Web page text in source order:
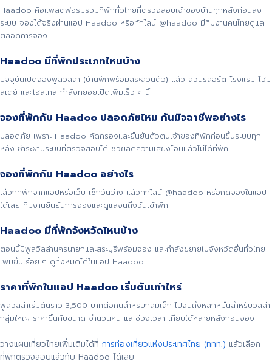
Haadoo คือแพลตฟอร์มรวมที่พักทั่วไทยที่ตรวจสอบเจ้าของบ้านทุกหลังก่อนลง
ระบบ จองได้จริงผ่านแอป Haadoo หรือทักไลน์ @haadoo มีทีมงานคนไทยดูแล
ตลอดการจอง
Haadoo มีที่พักประเภทไหนบ้าง
ปัจจุบันเปิดจองพูลวิลล่า (บ้านพักพร้อมสระส่วนตัว) แล้ว ส่วนรีสอร์ต โรงแรม โฮม
สเตย์ และโฮสเทล กำลังทยอยเปิดเพิ่มเร็ว ๆ นี้
จองที่พักกับ Haadoo ปลอดภัยไหม กันมิจฉาชีพอย่างไร
ปลอดภัย เพราะ Haadoo คัดกรองและยืนยันตัวตนเจ้าของที่พักก่อนขึ้นระบบทุก
หลัง ชำระผ่านระบบที่ตรวจสอบได้ ช่วยลดความเสี่ยงโอนแล้วไม่ได้ที่พัก
จองที่พักกับ Haadoo อย่างไร
เลือกที่พักจากแอปหรือเว็บ เช็กวันว่าง แล้วทักไลน์ @haadoo หรือกดจองในแอป
ได้เลย ทีมงานยืนยันการจองและดูแลจนถึงวันเข้าพัก
Haadoo มีที่พักจังหวัดไหนบ้าง
ตอนนี้มีพูลวิลล่านครนายกและสระบุรีพร้อมจอง และกำลังขยายไปจังหวัดอื่นทั่วไทย
เพิ่มขึ้นเรื่อย ๆ ดูทั้งหมดได้ในแอป Haadoo
ราคาที่พักในแอป Haadoo เริ่มต้นเท่าไหร่
พูลวิลล่าเริ่มต้นราว 3,500 บาทต่อคืนสำหรับกลุ่มเล็ก ไปจนถึงหลักหมื่นสำหรับวิลล่า
กลุ่มใหญ่ ราคาขึ้นกับขนาด จำนวนคน และช่วงเวลา เทียบได้หลายหลังก่อนจอง
วางแผนเที่ยวไทยเพิ่มเติมได้ที่ การท่องเที่ยวแห่งประเทศไทย (ททท.) แล้วเลือก
ที่พักตรวจสอบแล้วกับ Haadoo ได้เลย